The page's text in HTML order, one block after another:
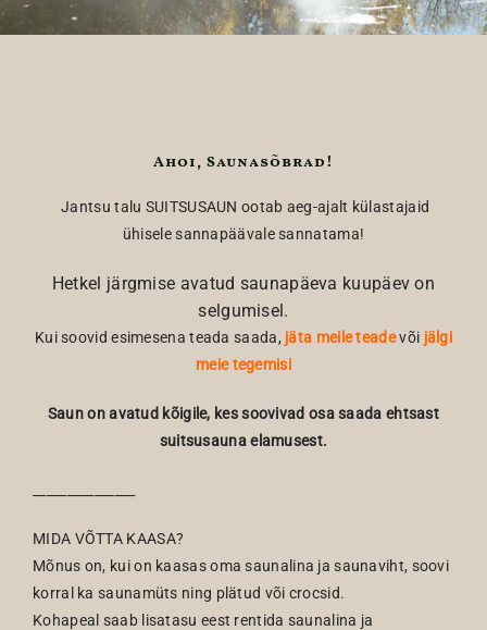
Ahoi, Saunasõbrad!
Jantsu talu SUITSUSAUN ootab aeg-ajalt külastajaid
ühisele sannapäävale sannatama!
Hetkel järgmise avatud saunapäeva kuupäev on
selgumisel.
Kui soovid esimesena teada saada, jäta meile teade või jälgi
meie tegemisi
Saun on avatud kõigile, kes soovivad osa saada ehtsast
suitsusauna elamusest.
MIDA VÕTTA KAASA?
Mõnus on, kui on kaasas oma saunalina ja saunaviht, soovi
korral ka saunamüts ning plätud või crocsid.
Kohapeal saab lisatasu eest rentida saunalina ja